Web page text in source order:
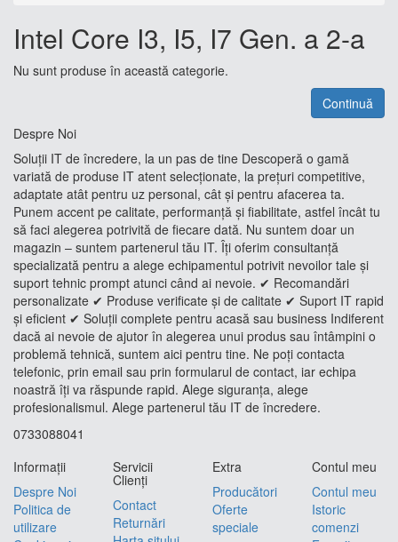
Intel Core I3, I5, I7 Gen. a 2-a
Nu sunt produse în această categorie.
Continuă
Despre Noi
Soluții IT de încredere, la un pas de tine Descoperă o gamă
variată de produse IT atent selecționate, la prețuri competitive,
adaptate atât pentru uz personal, cât și pentru afacerea ta.
Punem accent pe calitate, performanță și fiabilitate, astfel încât tu
să faci alegerea potrivită de fiecare dată. Nu suntem doar un
magazin – suntem partenerul tău IT. Îți oferim consultanță
specializată pentru a alege echipamentul potrivit nevoilor tale și
suport tehnic prompt atunci când ai nevoie. ✔ Recomandări
personalizate ✔ Produse verificate și de calitate ✔ Suport IT rapid
și eficient ✔ Soluții complete pentru acasă sau business Indiferent
dacă ai nevoie de ajutor în alegerea unui produs sau întâmpini o
problemă tehnică, suntem aici pentru tine. Ne poți contacta
telefonic, prin email sau prin formularul de contact, iar echipa
noastră îți va răspunde rapid. Alege siguranța, alege
profesionalismul. Alege partenerul tău IT de încredere.
0733088041
Informaţii
Despre Noi
Politica de
utilizare
Servicii
Clienţi
Contact
Returnări
Extra
Producători
Oferte
speciale
Contul meu
Contul meu
Istoric
comenzi